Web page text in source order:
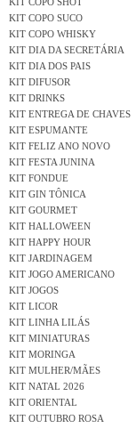
KIT COPO SUCO
KIT COPO WHISKY
KIT DIA DA SECRETÁRIA
KIT DIA DOS PAIS
KIT DIFUSOR
KIT DRINKS
KIT ENTREGA DE CHAVES
KIT ESPUMANTE
KIT FELIZ ANO NOVO
KIT FESTA JUNINA
KIT FONDUE
KIT GIN TÔNICA
KIT GOURMET
KIT HALLOWEEN
KIT HAPPY HOUR
KIT JARDINAGEM
KIT JOGO AMERICANO
KIT JOGOS
KIT LICOR
KIT LINHA LILÁS
KIT MINIATURAS
KIT MORINGA
KIT MULHER/MÃES
KIT NATAL 2026
KIT ORIENTAL
KIT OUTUBRO ROSA